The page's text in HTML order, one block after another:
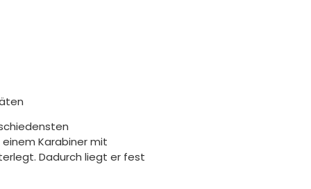
Karabiner mit
Dadurch liegt er fest